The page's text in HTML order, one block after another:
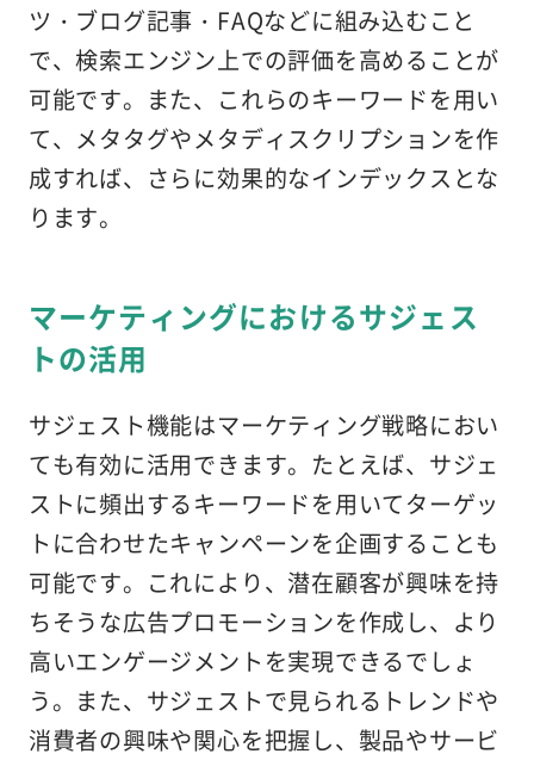
ツ・ブログ記事・FAQなどに組み込むこと
で、検索エンジン上での評価を高めることが
可能です。また、これらのキーワードを用い
て、メタタグやメタディスクリプションを作
成すれば、さらに効果的なインデックスとな
ります。
マーケティングにおけるサジェス
トの活用
サジェスト機能はマーケティング戦略におい
ても有効に活用できます。たとえば、サジェ
ストに頻出するキーワードを用いてターゲッ
トに合わせたキャンペーンを企画することも
可能です。これにより、潜在顧客が興味を持
ちそうな広告プロモーションを作成し、より
高いエンゲージメントを実現できるでしょ
う。また、サジェストで見られるトレンドや
消費者の興味や関心を把握し、製品やサービ